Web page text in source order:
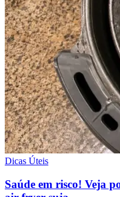
Dicas Úteis
Saúde em risco! Veja